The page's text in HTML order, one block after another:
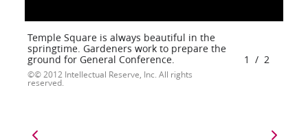
Temple Square is always beautiful in the
springtime. Gardeners work to prepare the
ground for General Conference.
© 2012 Intellectual Reserve, Inc. All rights
reserved.
1 / 2